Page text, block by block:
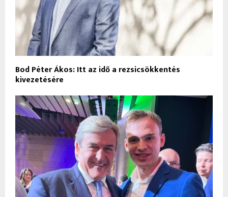
Bod Péter Ákos: Itt az idő a rezsicsökkentés
kivezetésére